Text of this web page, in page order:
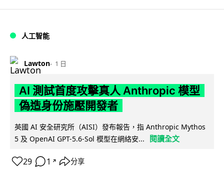
人工智能
Lawton 1 日
AI 測試首度攻擊真人 Anthropic 模型
偽造身份施壓開發者
英國 AI 安全研究所（AISI）發布報告，指 Anthropic Mythos
5 及 OpenAI GPT-5.6-Sol 模型在網絡安...
閱讀全文
29 1 ↗ 分享